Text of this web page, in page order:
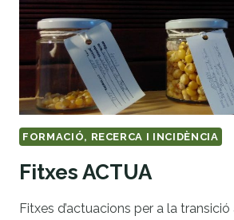
ALS
MICROPOBLES
FORMACIÓ, RECERCA I INCIDÈNCIA
Fitxes ACTUA
Fitxes d’actuacions per a la